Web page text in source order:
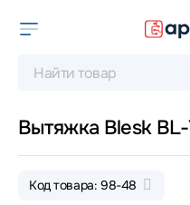
Вытяжка Blesk
Код товара: 98-48